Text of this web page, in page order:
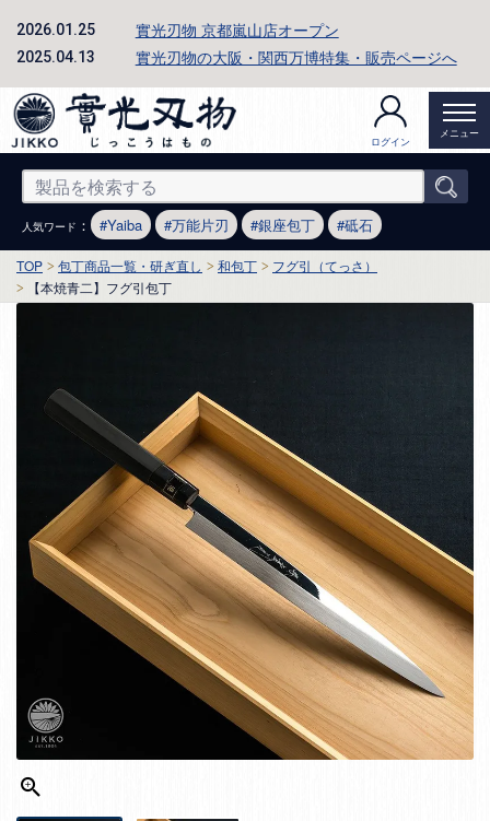
2026.01.25 實光刃物 京都嵐山店オープン
2025.04.13 實光刃物の大阪・関西万博特集・販売ページへ
ログイン
メニュー
人気ワード ： Yaiba 万能片刃 銀座包丁 砥石
TOP 包丁商品一覧・研ぎ直し 和包丁
フグ引（てっさ）
【本焼青二】フグ引包丁